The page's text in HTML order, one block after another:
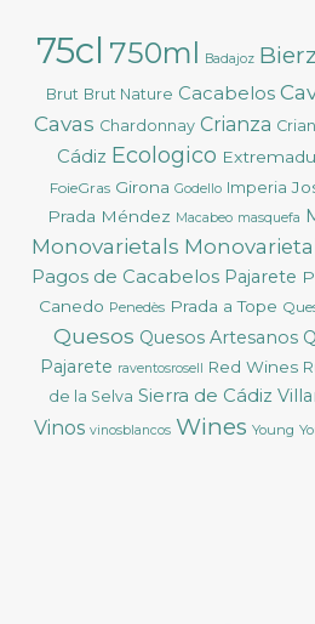
75cl 750ml Badajoz
Brut Brut Nature Cacabelos
Cavas Chardonnay Crianza
Cádiz Ecologico
FoieGras Girona Godello Imperia
Prada Méndez Macabeo masquefa
Monovarietals
Pagos de Cacabelos Pajarete
Canedo Penedès Prada a Tope
Quesos Quesos Artesanos
Pajarete raventosrosell Red Wines
de la Selva Sierra de Cádiz
Vinos vinosblancos Wines Young